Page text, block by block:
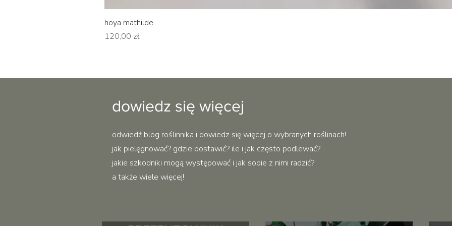
hoya mathilde
Cena
120,00 zł
dowiedz się więcej
odwiedź blog roślinnika i dowiedz się więcej o wybranych roślinach!
jak pielęgnować? gdzie postawić? ile i jak często podlewać?
jakie szkodniki mogą występować i jak sobie z nimi radzić?
a także wiele więcej!